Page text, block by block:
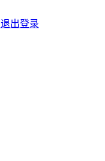
退出登录